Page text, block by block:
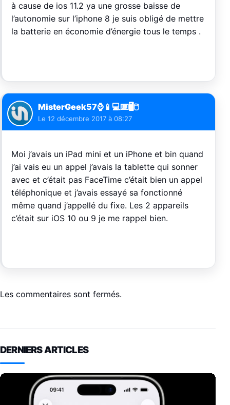
à cause de ios 11.2 ya une grosse baisse de
l’autonomie sur l’iphone 8 je suis obligé de mettre
la batterie en économie d’énergie tous le temps .
MisterGeek57⌚️📱💻⌨️🖥🖱
Le 12 décembre 2017 à 08:27
Moi j’avais un iPad mini et un iPhone et bin quand
j’ai vais eu un appel j’avais la tablette qui sonner
avec et c’était pas FaceTime c’était bien un appel
téléphonique et j’avais essayé sa fonctionné
même quand j’appellé du fixe. Les 2 appareils
c’était sur iOS 10 ou 9 je me rappel bien.
Les commentaires sont fermés.
DERNIERS ARTICLES